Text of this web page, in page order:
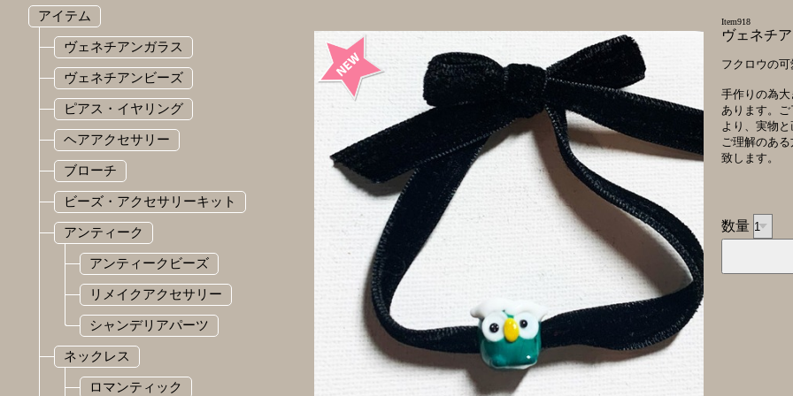
アイテム
ヴェネチアンガラス
ヴェネチアンビーズ
ピアス・イヤリング
ヘアアクセサリー
ブローチ
ビーズ・アクセサリーキット
アンティーク
アンティークビーズ
リメイクアクセサリー
シャンデリアパーツ
ネックレス
ロマンティック
Item918
ヴェネチ
フクロウの
手作りの為
あります。
より、実物
ご理解のあ
致します。
数量